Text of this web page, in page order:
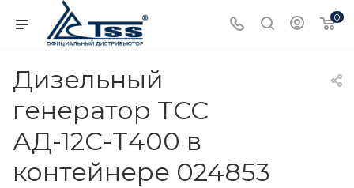
0
Дизельный
генератор ТСС
АД-12С-Т400 в
контейнере 024853